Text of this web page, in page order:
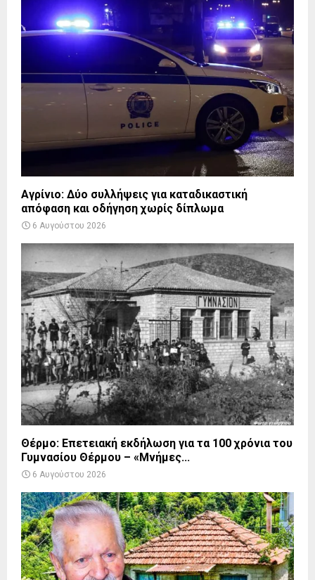
Αγρίνιο: Δύο συλλήψεις για καταδικαστική
απόφαση και οδήγηση χωρίς δίπλωμα
6 Αυγούστου 2026
Θέρμο: Επετειακή εκδήλωση για τα 100 χρόνια του
Γυμνασίου Θέρμου – «Μνήμες...
6 Αυγούστου 2026